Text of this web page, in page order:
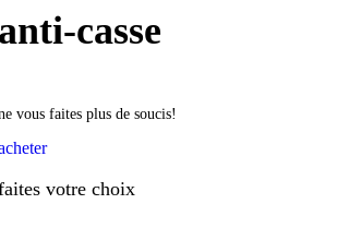
casse
vous faites plus de soucis!
votre choix